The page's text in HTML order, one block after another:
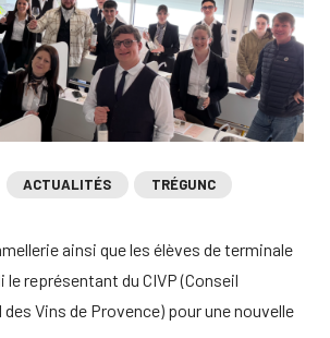
ACTUALITÉS TRÉGUNC
ainsi que les élèves de terminale
le représentant du CIVP (Conseil
Vins de Provence) pour une nouvelle